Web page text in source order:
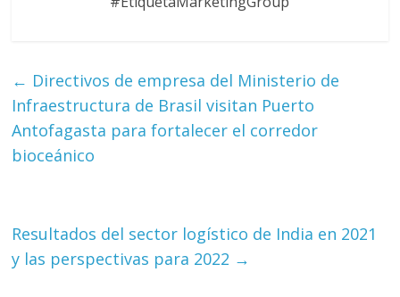
← Directivos de empresa del Ministerio de
Infraestructura de Brasil visitan Puerto
Antofagasta para fortalecer el corredor
bioceánico
Resultados del sector logístico de India en 2021
y las perspectivas para 2022 →